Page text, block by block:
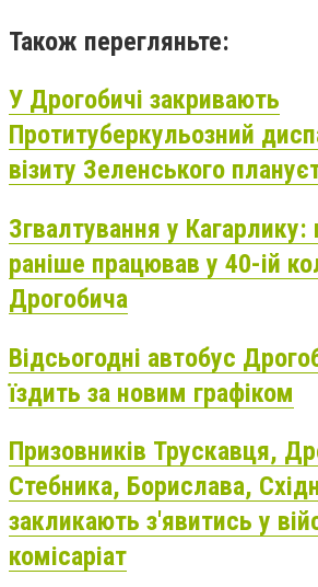
Також перегляньте:
У Дрогобичі закривають
Протитуберкульозний
візиту Зеленського
Згвалтування у Кагарлику:
раніше працював у 40-ій
Дрогобича
Відсьогодні автобус
їздить за новим графіком
Призовників Трускавця,
Стебника, Борислава,
закликають з'явитись у
комісаріат